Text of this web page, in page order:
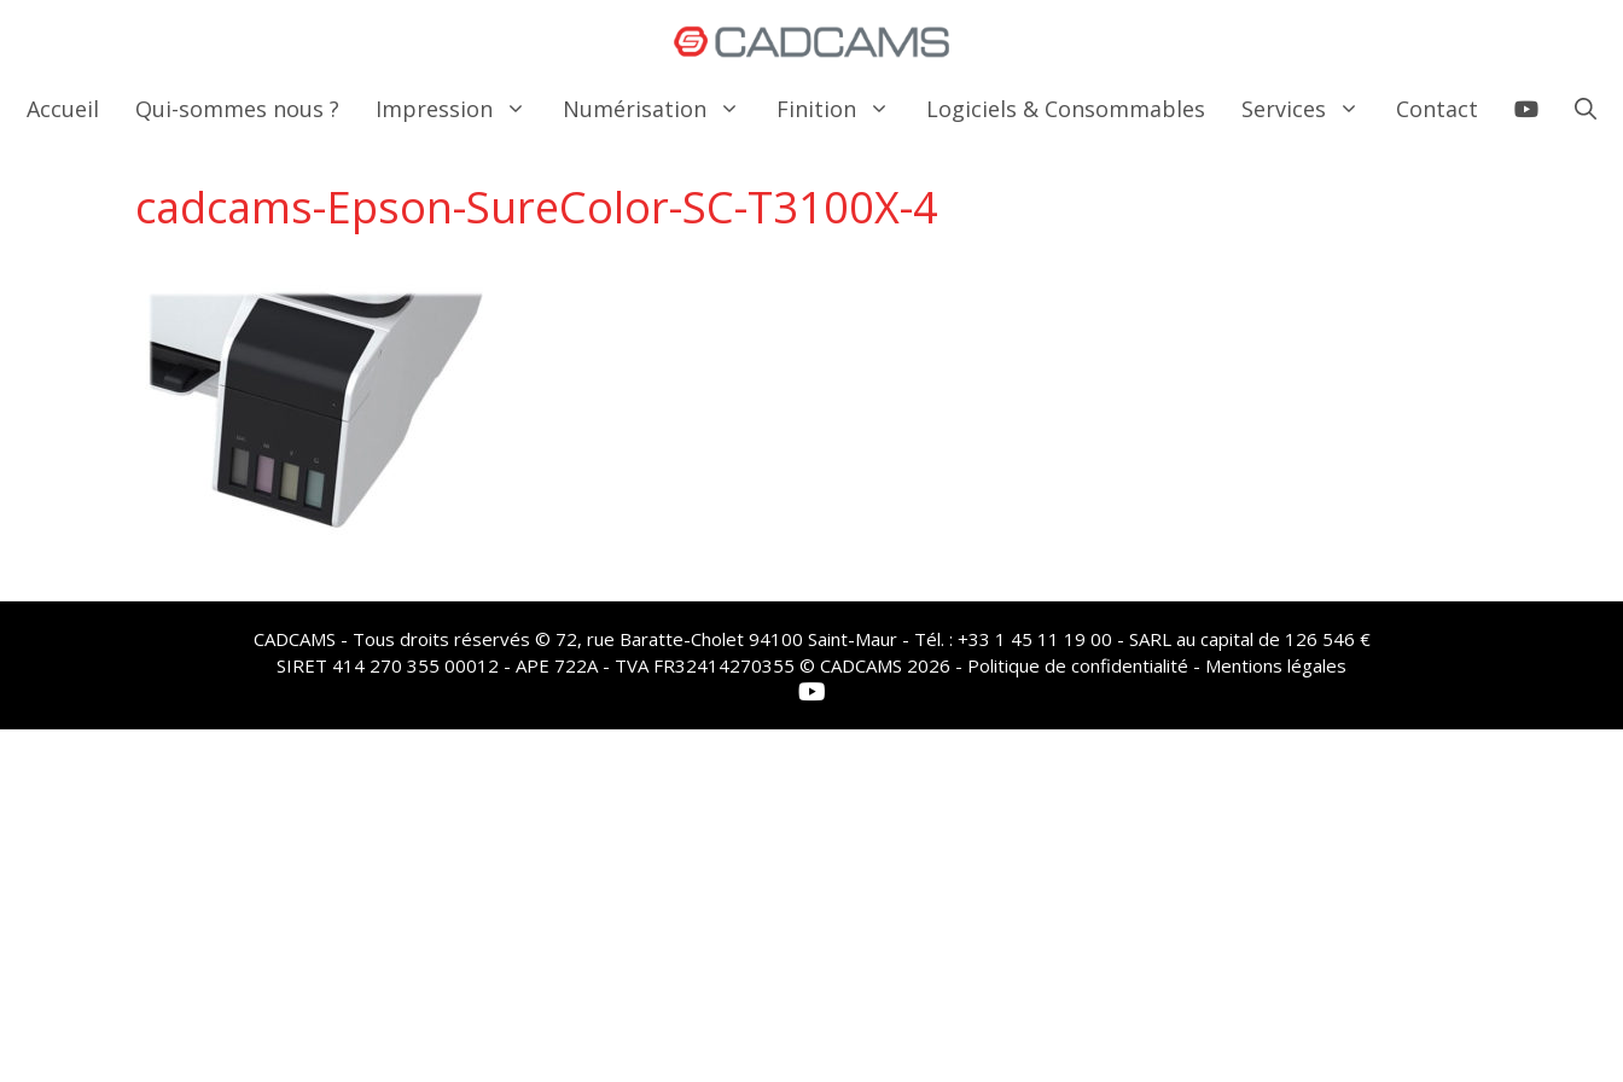
Accueil Qui-sommes nous ? Impression Numérisation Finition Logiciels & Consommables Services Contact
cadcams-Epson-SureColor-SC-T3100X-4
CADCAMS - Tous droits réservés © 72, rue Baratte-Cholet 94100 Saint-Maur - Tél. : +33 1 45 11 19 00 - SARL au capital de 126 546 €
SIRET 414 270 355 00012 - APE 722A - TVA FR32414270355 © CADCAMS 2026 - Politique de confidentialité - Mentions légales